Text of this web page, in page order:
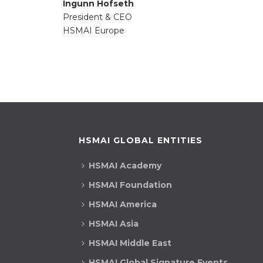
Ingunn Hofseth
President & CEO
HSMAI Europe
HSMAI GLOBAL ENTITIES
HSMAI Academy
HSMAI Foundation
HSMAI America
HSMAI Asia
HSMAI Middle East